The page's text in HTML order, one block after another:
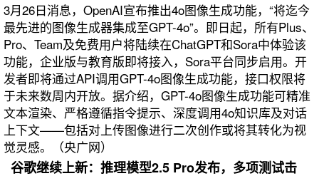
3月26日消息，OpenAI宣布推出4o图像生成功能，“将迄今
最先进的图像生成器集成至GPT-4o”。即日起，所有Plus、
Pro、Team及免费用户将陆续在ChatGPT和Sora中体验该
功能，企业版与教育版即将接入，Sora平台同步启用。开
发者即将通过API调用GPT-4o图像生成功能，接口权限将
于未来数周内开放。据介绍，GPT-4o图像生成功能可精准
文本渲染、严格遵循指令提示、深度调用4o知识库及对话
上下文——包括对上传图像进行二次创作或将其转化为视
觉灵感。（央广网）
谷歌继续上新：推理模型2.5 Pro发布，多项测试击